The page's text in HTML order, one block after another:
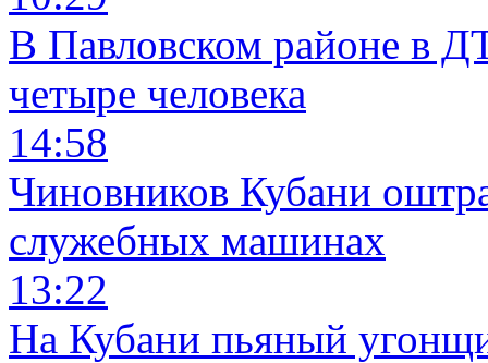
В Павловском районе в
четыре человека
14:58
Чиновников Кубани
служебных машинах
13:22
На Кубани пьяный